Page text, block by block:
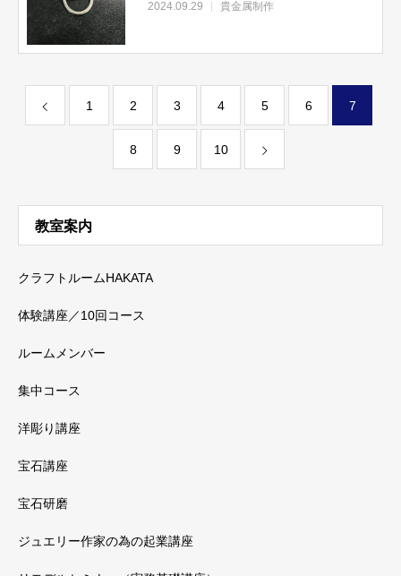
2024.09.29
貴金属制作
1 2 3 4 5 6 7
8 9 10
教室案内
クラフトルームHAKATA
体験講座／10回コース
ルームメンバー
集中コース
洋彫り講座
宝石講座
宝石研磨
ジュエリー作家の為の起業講座